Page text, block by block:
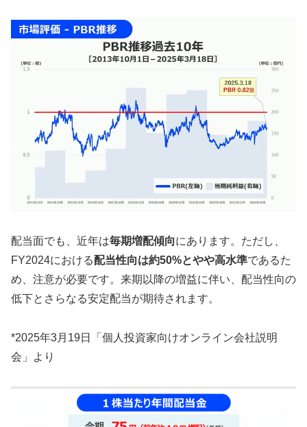
配当面でも、近年は毎期増配傾向にあります。ただし、
FY2024における配当性向は約50%とやや高水準であるた
め、注意が必要です。来期以降の増益に伴い、配当性向の
低下とさらなる安定配当が期待されます。
*2025年3月19日「個人投資家向けオンライン会社説明
会」より